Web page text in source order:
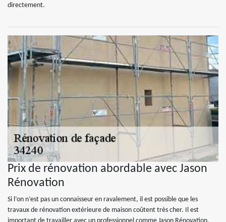
directement.
Prix de rénovation abordable avec Jason
Rénovation
Si l’on n’est pas un connaisseur en ravalement, il est possible que les
travaux de rénovation extérieure de maison coûtent très cher. Il est